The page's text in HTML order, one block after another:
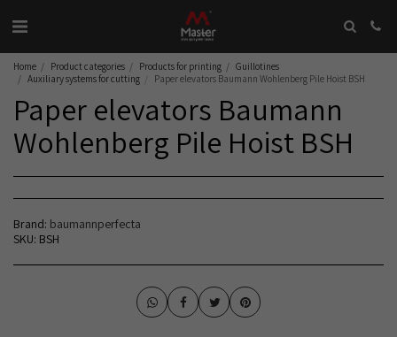
Home Product categories Products for printing
Guillotines
Auxiliary systems for cutting
Paper elevators Baumann Wohlenberg Pile Hoist BSH
Paper elevators Baumann
Wohlenberg Pile Hoist BSH
Brand: baumannperfecta
SKU: BSH